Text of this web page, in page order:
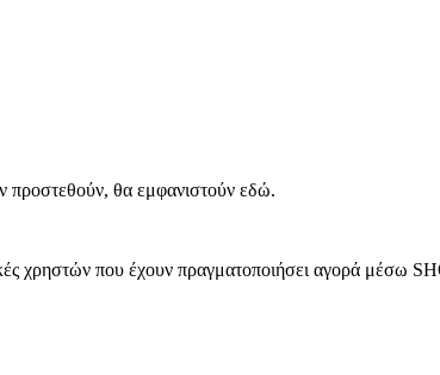
προστεθούν, θα εμφανιστούν εδώ.
χρηστών που έχουν πραγματοποιήσει αγορά μέσω